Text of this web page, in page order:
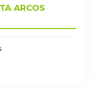
ARCOS